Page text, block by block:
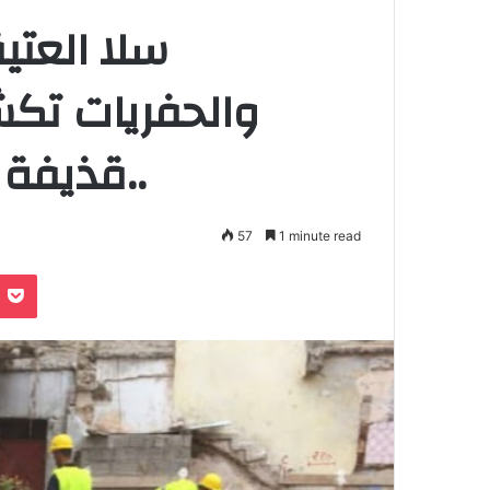
سلا
قذيفة للمدفعية والبقية تأتي..
57 1 minute read